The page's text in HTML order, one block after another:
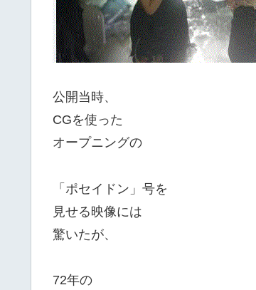
公開当時、
CGを使った
オープニングの
「ポセイドン」号を
見せる映像には
驚いたが、
72年の